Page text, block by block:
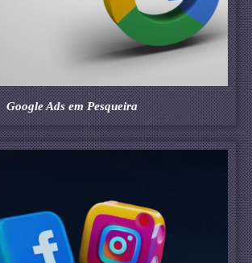
Google Ads em Pesqueira